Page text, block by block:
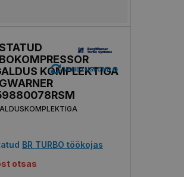
KOMPLEKTIGA
BR TURBO töökojas
otsas
VAHETUSFOND